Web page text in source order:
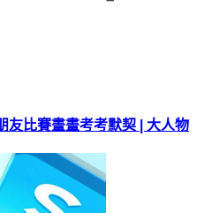
友比賽畫畫考考默契 | 大人物